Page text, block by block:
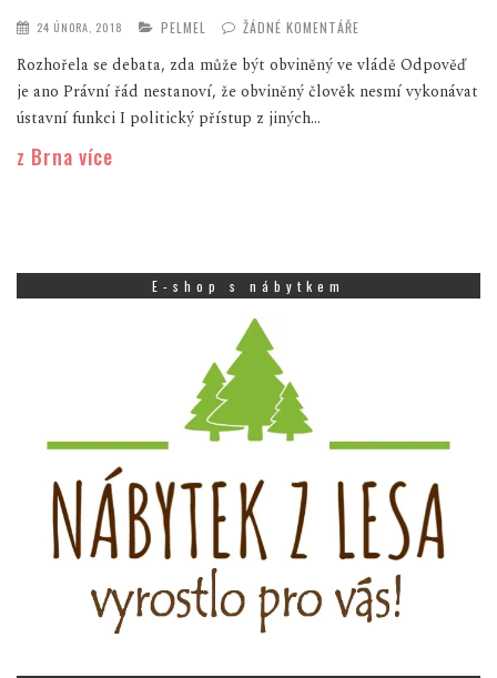
24 ÚNORA, 2018 PELMEL ŽÁDNÉ KOMENTÁŘE
Rozhořela se debata, zda může být obviněný ve vládě Odpověď
je ano Právní řád nestanoví, že obviněný člověk nesmí vykonávat
ústavní funkci I politický přístup z jiných...
z Brna více
E-shop s nábytkem